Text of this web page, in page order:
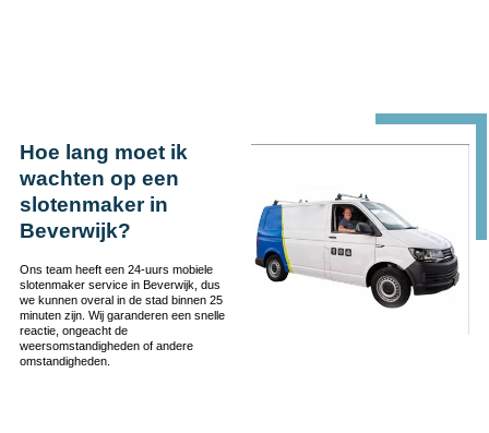
Hoe lang moet ik
wachten op een
slotenmaker in
Beverwijk?
Ons team heeft een 24-uurs mobiele
slotenmaker service in Beverwijk, dus
we kunnen overal in de stad binnen 25
minuten zijn. Wij garanderen een snelle
reactie, ongeacht de
weersomstandigheden of andere
omstandigheden.